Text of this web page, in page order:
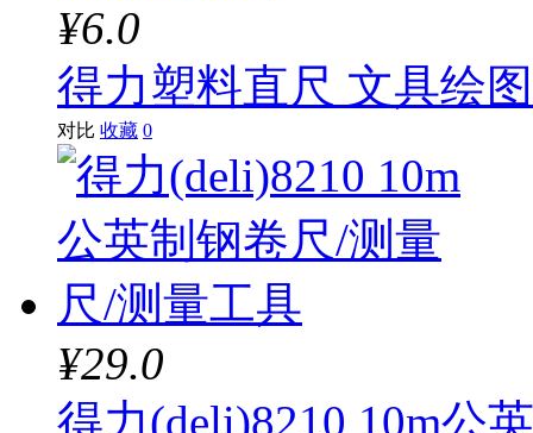
¥6.0
得力塑料直尺 文具绘
对比 收藏 0
¥29.0
得力(deli)8210 10m公